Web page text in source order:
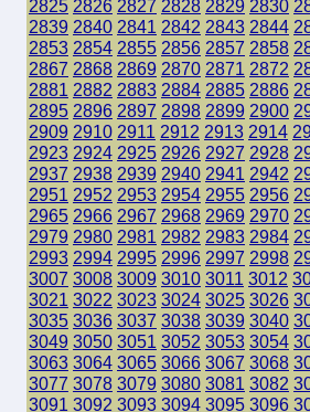
2825 2826 2827 2828 2829 2830
2839 2840 2841 2842 2843 2844
2853 2854 2855 2856 2857 2858
2867 2868 2869 2870 2871 2872
2881 2882 2883 2884 2885 2886
2895 2896 2897 2898 2899 2900
2909 2910 2911 2912 2913 2914
2923 2924 2925 2926 2927 2928
2937 2938 2939 2940 2941 2942
2951 2952 2953 2954 2955 2956
2965 2966 2967 2968 2969 2970
2979 2980 2981 2982 2983 2984
2993 2994 2995 2996 2997 2998
3007 3008 3009 3010 3011 3012
3021 3022 3023 3024 3025 3026
3035 3036 3037 3038 3039 3040
3049 3050 3051 3052 3053 3054
3063 3064 3065 3066 3067 3068
3077 3078 3079 3080 3081 3082
3091 3092 3093 3094 3095 3096